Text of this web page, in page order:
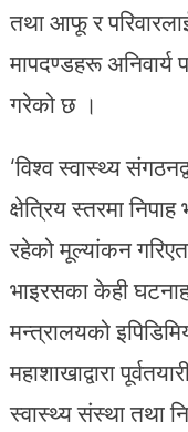
तथा आफू र
मापदण्डहरू
गरेको छ ।
‘विश्व स्वास्थ्य
क्षेत्रिय स्तरमा
रहेको मूल्यांकन
भाइरसका केही
मन्त्रालयको
महाशाखाद्वारा
स्वास्थ्य संस्था तथा